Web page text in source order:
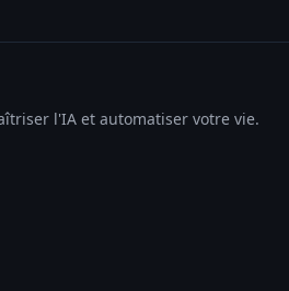
l'IA et automatiser votre vie.